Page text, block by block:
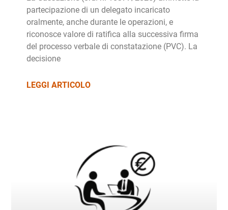
partecipazione di un delegato incaricato
oralmente, anche durante le operazioni, e
riconosce valore di ratifica alla successiva firma
del processo verbale di constatazione (PVC). La
decisione
LEGGI ARTICOLO